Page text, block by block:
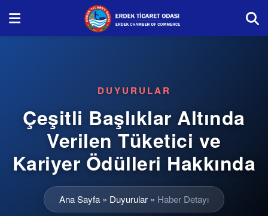
DUYURULAR
Çeşitli Başlıklar Altında
Verilen Tüketici ve
Kariyer Ödülleri Hakkında
Ana Sayfa » Duyurular » Haber Detayı